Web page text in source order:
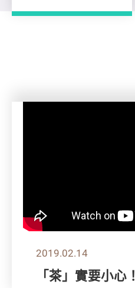
2019.02.14
「茶」實要小心！